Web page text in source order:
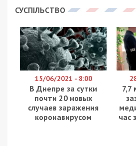
приміщень і підземних
приватну власність. Після
люди почали ховатися
дніпряни під час повітряної
у Дніпрі сховищ? Про це та
телеканалі Дніпро TV
Обережно, крок за кроком
Каюда спускається у підвал.
останні вісім місяців став чи